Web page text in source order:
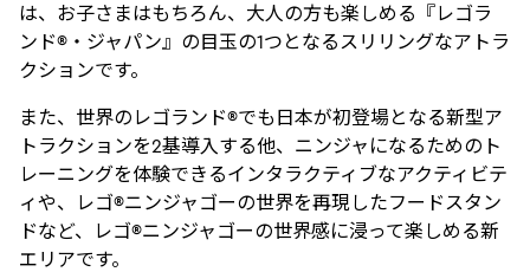
は、お子さまはもちろん、大人の方も楽しめる『レゴラ
ンド®・ジャパン』の目玉の1つとなるスリリングなアトラ
クションです。
また、世界のレゴランド®でも日本が初登場となる新型ア
トラクションを2基導入する他、ニンジャになるためのト
レーニングを体験できるインタラクティブなアクティビテ
ィや、レゴ®ニンジャゴーの世界を再現したフードスタン
ドなど、レゴ®ニンジャゴーの世界感に浸って楽しめる新
エリアです。